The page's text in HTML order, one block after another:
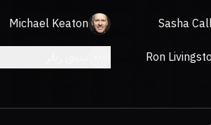
Sasha
Michael Keaton
Ron